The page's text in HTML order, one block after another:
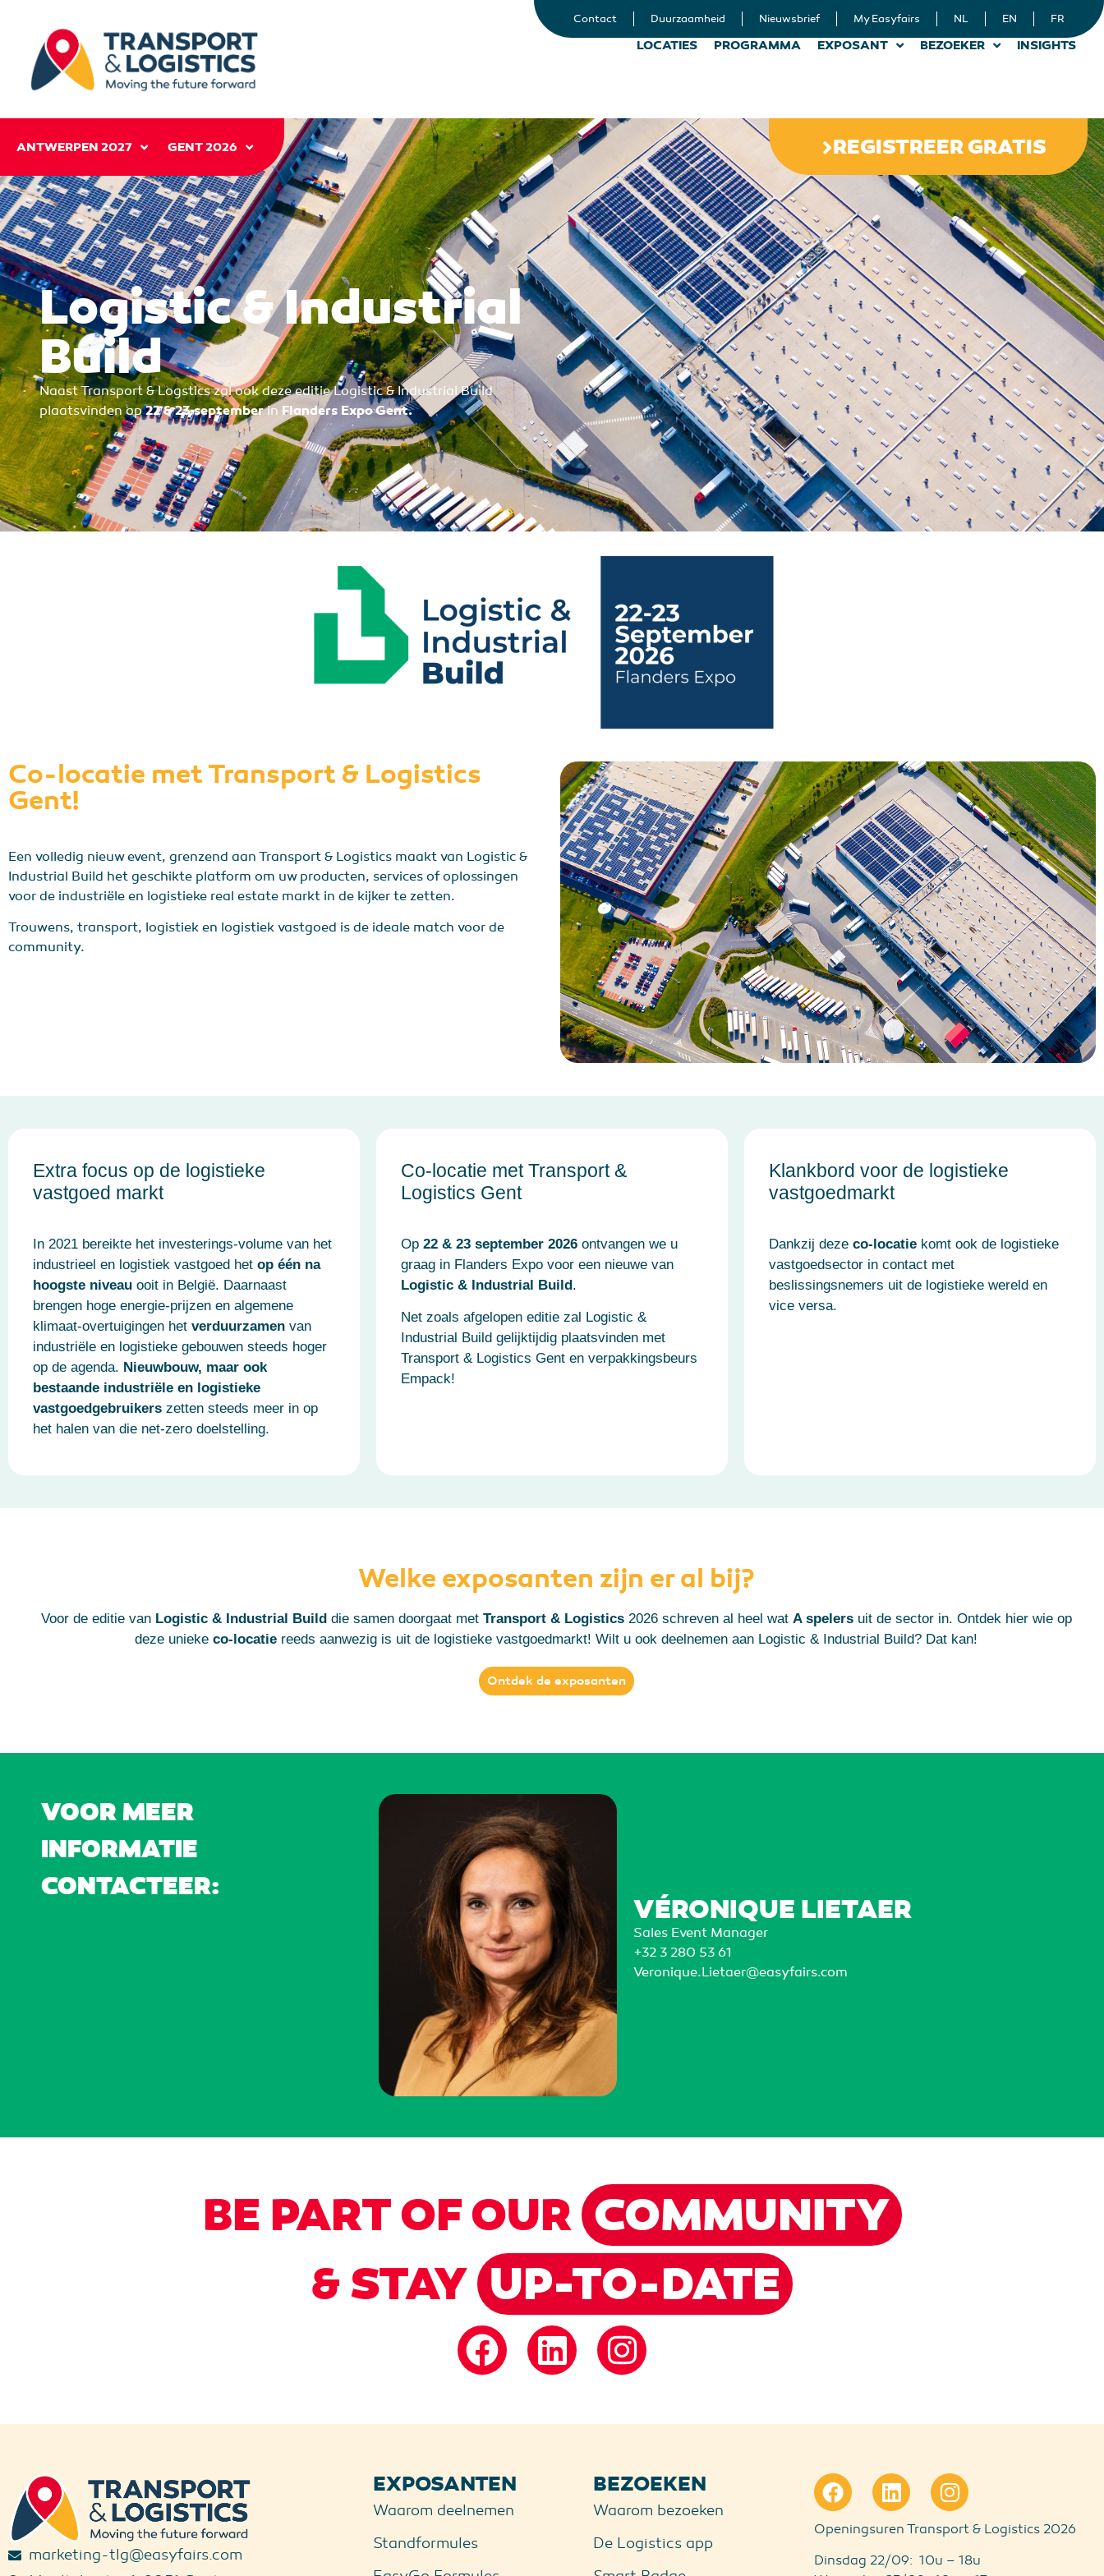
Contact Duurzaamheid Nieuwsbrief My Easyfairs NL EN FR
LOCATIES PROGRAMMA EXPOSANT BEZOEKER INSIGHTS
ANTWERPEN 2027 GENT 2026 REGISTREER GRATIS
Logistic & Industrial
Build
Naast Transport & Logstics zal ook deze editie Logistic & Industrial Build
plaatsvinden op22 & 23 septemberin Flanders Expo Gent.
Co-locatie met Transport & Logistics
Gent!
Een volledig nieuw event, grenzend aan Transport & Logistics maakt van Logistic &
Industrial Build het geschikte platform om uw producten, services of oplossingen
voor de industriële en logistieke real estate markt in de kijker te zetten.
Trouwens, transport, logistiek en logistiek vastgoed is de ideale match voor de
community.
Extra focus op de logistieke
vastgoed markt
In 2021 bereikte het investerings-volume van het
industrieel en logistiek vastgoed het op één na
hoogste niveau ooit in België. Daarnaast
brengen hoge energie-prijzen en algemene
klimaat-overtuigingen het verduurzamen van
industriële en logistieke gebouwen steeds hoger
op de agenda. Nieuwbouw, maar ook
bestaande industriële en logistieke
vastgoedgebruikers zetten steeds meer in op
het halen van die net-zero doelstelling.
Co-locatie met Transport &
Logistics Gent
Op 22 & 23 september 2026ontvangen we u
graag in Flanders Expo voor een nieuwe van
Logistic & Industrial Build.
Net zoals afgelopen editie zal Logistic &
Industrial Build gelijktijdig plaatsvinden met
Transport & Logistics Gent en verpakkingsbeurs
Empack!
Klankbord voor de logistieke
vastgoedmarkt
Dankzij deze co-locatiekomt ook de logistieke
vastgoedsector in contact met
beslissingsnemers uit de logistieke wereld en
vice versa.
Welke exposanten zijn er al bij?
Voor de editie van Logistic & Industrial Build die samen doorgaat met Transport & Logistics2026 schreven al heel wat A spelersuit de sector in. Ontdek hier wie op
deze unieke co-locatie reeds aanwezig is uit de logistieke vastgoedmarkt! Wilt u ook deelnemen aan Logistic & Industrial Build? Dat kan!
Ontdek de exposanten
VOOR MEER
INFORMATIE
CONTACTEER:
VÉRONIQUE LIETAER
Sales Event Manager
+32 3 280 53 61
Veronique.Lietaer@easyfairs.com
BE PART OF OUR COMMUNITY
& STAY UP-TO-DATE
marketing-tlg@easyfairs.com
EXPOSANTEN
Waarom deelnemen
Standformules
BEZOEKEN
Waarom bezoeken
De Logistics app
Openingsuren Transport & Logistics 2026
Dinsdag 22/09: 10u – 18u